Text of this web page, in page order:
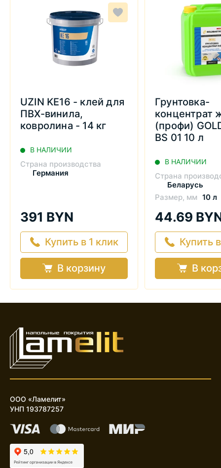
UZIN KE16 - клей для
ПВХ-винила,
ковролина - 14 кг
В НАЛИЧИИ
Страна производства
Германия
391 BYN
Купить в 1 клик
В корзину
Грунтовка-
концентрат
(профи)
BS 01 10 л
В НАЛИЧИИ
Страна
Беларусь
Размер, мм 10 л
44.69
Купить
В
ООО «Ламелит»
УНП 193787257